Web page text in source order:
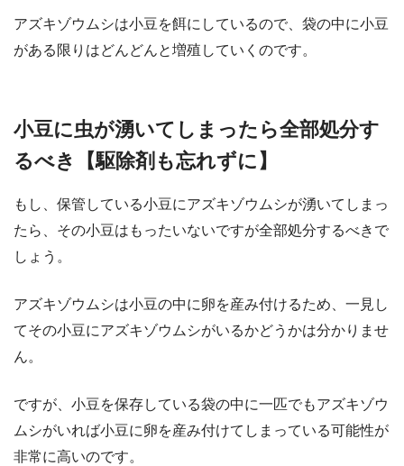
アズキゾウムシは小豆を餌にしているので、袋の中に小豆
がある限りはどんどんと増殖していくのです。
小豆に虫が湧いてしまったら全部処分す
るべき【駆除剤も忘れずに】
もし、保管している小豆にアズキゾウムシが湧いてしまっ
たら、その小豆はもったいないですが全部処分するべきで
しょう。
アズキゾウムシは小豆の中に卵を産み付けるため、一見し
てその小豆にアズキゾウムシがいるかどうかは分かりませ
ん。
ですが、小豆を保存している袋の中に一匹でもアズキゾウ
ムシがいれば小豆に卵を産み付けてしまっている可能性が
非常に高いのです。